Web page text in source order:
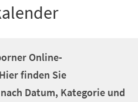
Online-
finden Sie
Datum, Kategorie und